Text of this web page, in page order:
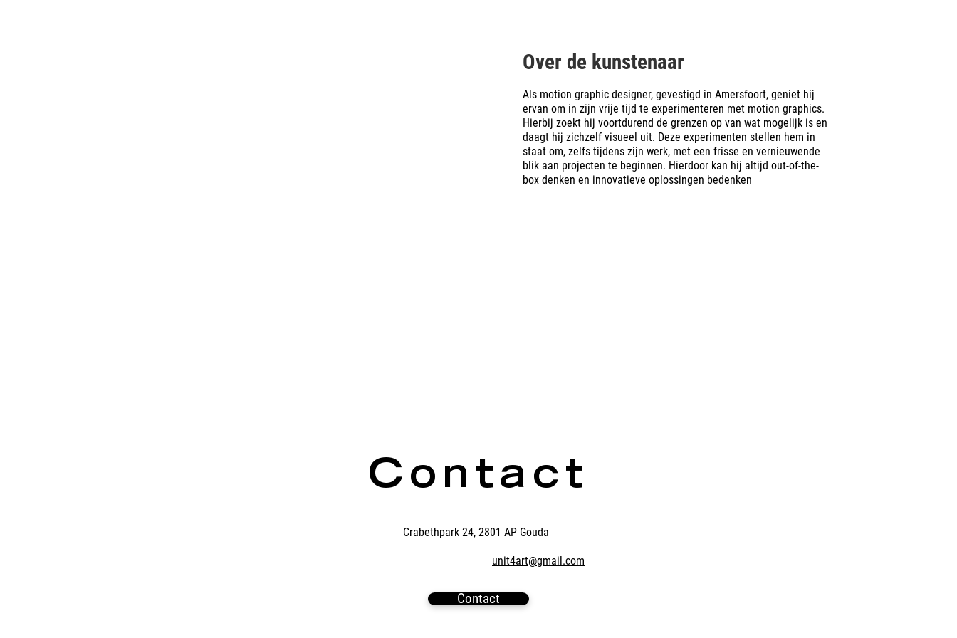
Over de kunstenaar
Als motion graphic designer, gevestigd in Amersfoort, geniet hij
ervan om in zijn vrije tijd te experimenteren met motion graphics.
Hierbij zoekt hij voortdurend de grenzen op van wat mogelijk is en
daagt hij zichzelf visueel uit. Deze experimenten stellen hem in
staat om, zelfs tijdens zijn werk, met een frisse en vernieuwende
blik aan projecten te beginnen. Hierdoor kan hij altijd out-of-the-
box denken en innovatieve oplossingen bedenken
Contact
Crabethpark 24, 2801 AP Gouda
unit4art@gmail.com
Contact